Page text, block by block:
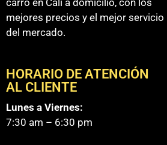
carro en Cali a domicilio, con los
mejores precios y el mejor servicio
del mercado.
HORARIO DE ATENCIÓN
AL CLIENTE
Lunes a Viernes:
7:30 am – 6:30 pm